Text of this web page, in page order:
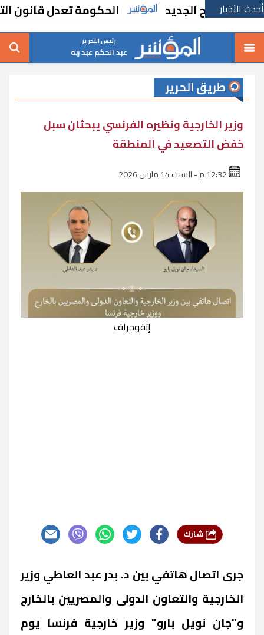
أحدث الأخبارالجديد الحكومة تعدل قانون التصرف
رئيس التحرير
عبد الحكم عبد ربه
طريق الحرير
وزير الخارجية ونظيره الفرنسي يبحثان سبل
خفض التصعيد في المنطقة
إنفوجراف
جرى اتصال هاتفي بين د. بدر عبد العاطي وزير
الخارجية والتعاون الدولى والمصريين بالخارج
و"جان نويل بارو" وزير خارجية فرنسا يوم